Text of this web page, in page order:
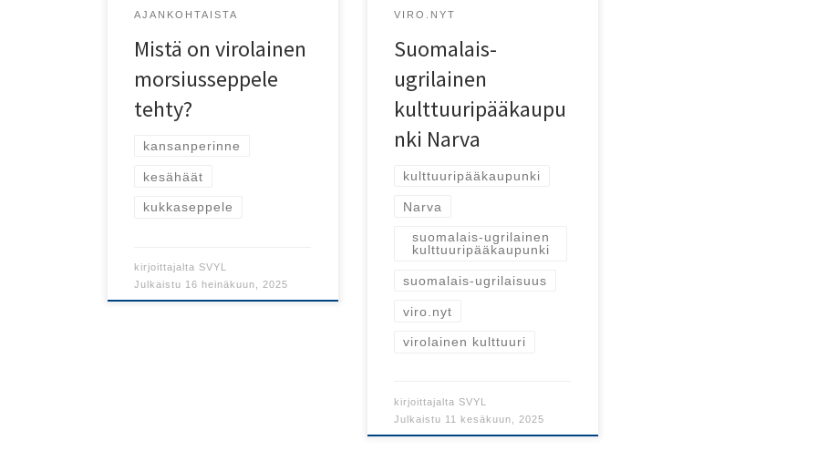
AJANKOHTAISTA
Mistä on virolainen
morsiusseppele
tehty?
kansanperinne
kesähäät
kukkaseppele
kirjoittajaltaSVYL
Julkaistu 16 heinäkuun, 2025
VIRO.NYT
Suomalais-
ugrilainen
kulttuuripääkaupu
nki Narva
kulttuuripääkaupunki
Narva
suomalais-ugrilainen
kulttuuripääkaupunki
suomalais-ugrilaisuus
viro.nyt
virolainen kulttuuri
kirjoittajaltaSVYL
Julkaistu 11 kesäkuun, 2025